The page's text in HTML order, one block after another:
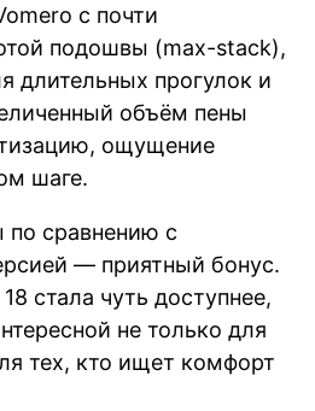
с почти
подошвы (max-stack),
длительных прогулок и
объём пены
ощущение
шаге.
сравнению с
— приятный бонус.
стала чуть доступнее,
не только для
тех, кто ищет комфорт